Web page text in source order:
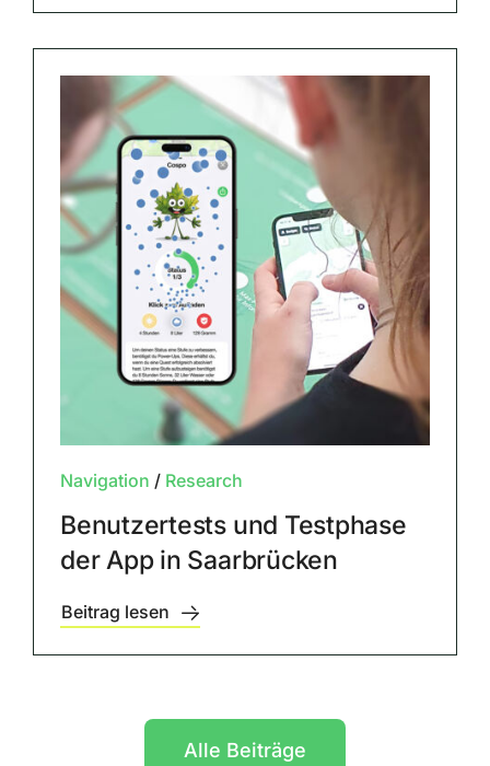
Navigation / Research
Benutzertests und Testphase
der App in Saarbrücken
Beitrag lesen
Alle Beiträge